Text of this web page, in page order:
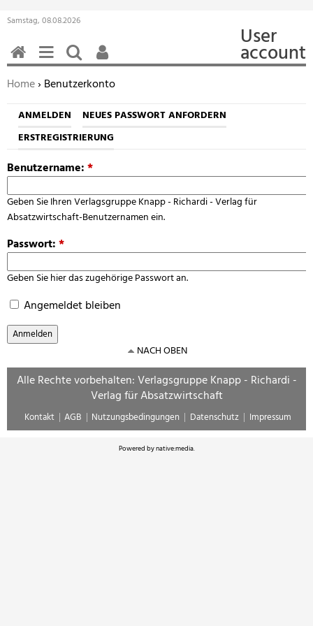
Samstag, 08.08.2026
User
account
Sie befinden sich hier:
Home› Benutzerkonto
ANMELDEN
NEUES PASSWORT ANFORDERN
ERSTREGISTRIERUNG
Benutzername:*
Geben Sie Ihren Verlagsgruppe Knapp - Richardi - Verlag für
Absatzwirtschaft-Benutzernamen ein.
Passwort:*
Geben Sie hier das zugehörige Passwort an.
Angemeldet bleiben
HOMEMENÜSUCHEN
BENUTZERFUNKTIONEN
NACH OBEN
Alle Rechte vorbehalten: Verlagsgruppe Knapp - Richardi -
Verlag für Absatzwirtschaft
Kontakt AGB Nutzungsbedingungen Datenschutz Impressum
Powered bynative:media.